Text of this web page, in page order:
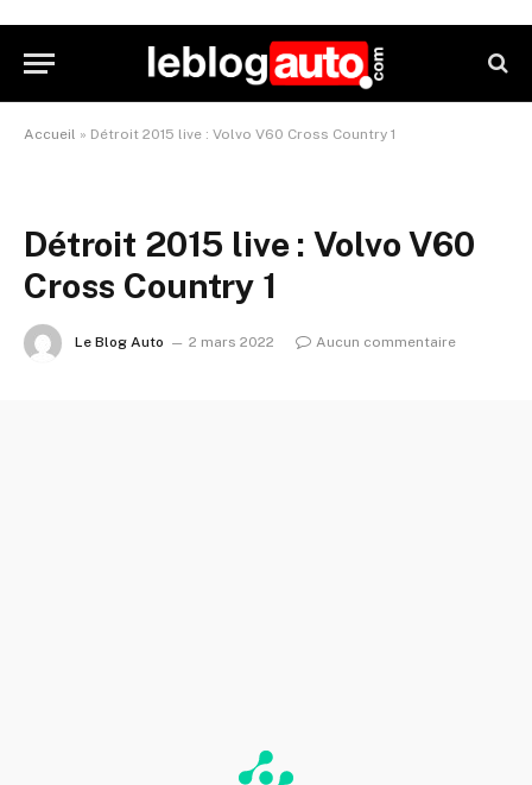
Accueil » Détroit 2015 live : Volvo V60 Cross Country 1
Détroit 2015 live : Volvo V60
Cross Country 1
Le Blog Auto 2 mars 2022 Aucun commentaire